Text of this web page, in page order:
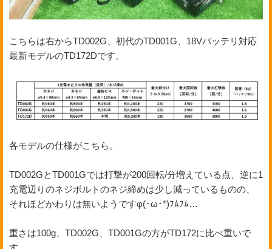
こちらは右からTD002G、初代のTD001G、18Vバッテリ対応
最新モデルのTD172Dです。
各モデルの仕様がこちら。
TD002GとTD001Gでは打撃が200回転/分増えている点、逆に1
充電辺りのネジボルトのネジ締めは少し減っているものの、
それほどかわりは無いようですφ(･ω･*)ﾌﾑﾌﾑ…
重さは100g、TD002G、TD001Gの方がTD172に比べ重いで